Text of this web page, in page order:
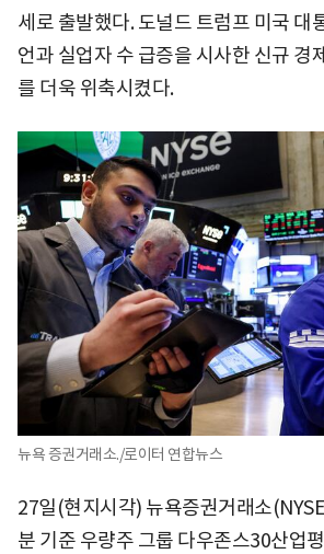
세로 출발했다. 도널드 트럼프 미국 대
언과 실업자 수 급증을 시사한 신규 경
를 더욱 위축시켰다.
뉴욕 증권거래소./로이터 연합뉴스
27일(현지시각) 뉴욕증권거래소
분 기준 우량주 그룹 다우존스30산업